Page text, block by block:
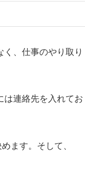
、仕事のやり取り
は連絡先を入れてお
ます。そして、